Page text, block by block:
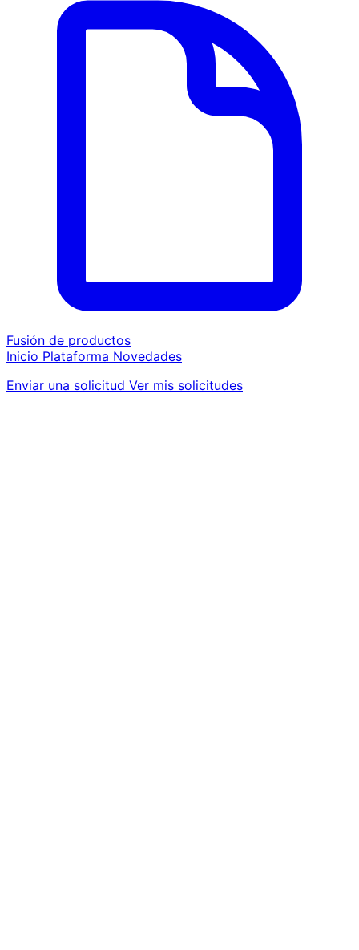
Fusión de productos
Inicio Plataforma Novedades
Enviar una solicitud Ver mis solicitudes